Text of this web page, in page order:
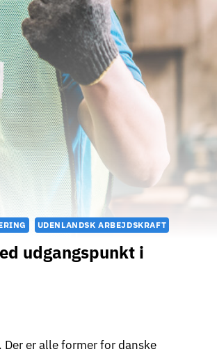
UDENLANDSK ARBEJDSKRAFT
udgangspunkt i
er alle former for danske